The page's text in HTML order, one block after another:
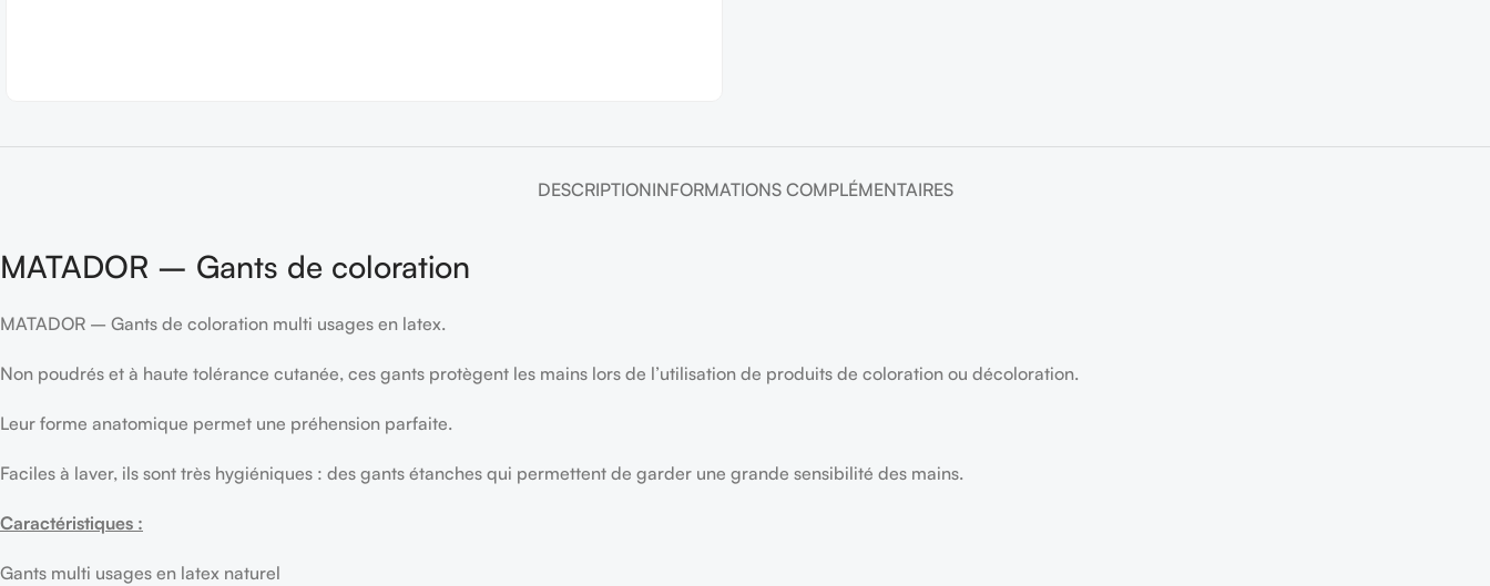
DESCRIPTIONINFORMATIONS COMPLÉMENTAIRES
MATADOR – Gants de coloration
MATADOR – Gants de coloration multi usages en latex.
Non poudrés et à haute tolérance cutanée, ces gants protègent les mains lors de l’utilisation de produits de coloration ou décoloration.
Leur forme anatomique permet une préhension parfaite.
Faciles à laver, ils sont très hygiéniques : des gants étanches qui permettent de garder une grande sensibilité des mains.
Caractéristiques :
Gants multi usages en latex naturel